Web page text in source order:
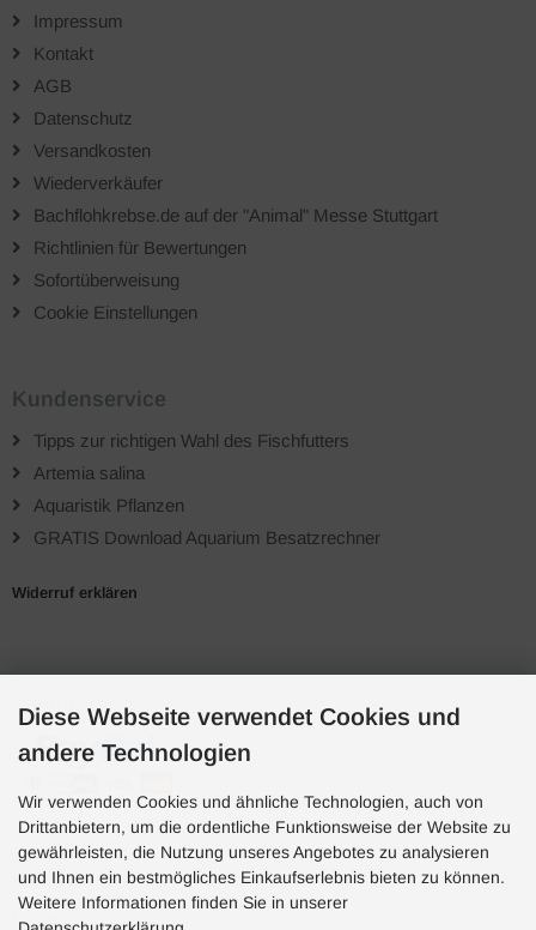
Impressum
Kontakt
AGB
Datenschutz
Versandkosten
Wiederverkäufer
Bachflohkrebse.de auf der "Animal" Messe Stuttgart
Richtlinien für Bewertungen
Sofortüberweisung
Cookie Einstellungen
Kundenservice
Tipps zur richtigen Wahl des Fischfutters
Artemia salina
Aquaristik Pflanzen
GRATIS Download Aquarium Besatzrechner
Widerruf erklären
Zahlungsarten
Hotline
Hotline
Diese Webseite verwendet Cookies und
andere Technologien
Wir verwenden Cookies und ähnliche Technologien, auch von
Drittanbietern, um die ordentliche Funktionsweise der Website zu
gewährleisten, die Nutzung unseres Angebotes zu analysieren
und Ihnen ein bestmögliches Einkaufserlebnis bieten zu können.
Weitere Informationen finden Sie in unserer